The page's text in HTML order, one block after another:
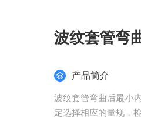
波纹套管弯
产品简介
波纹套管弯曲后最小
定选择相应的量规，